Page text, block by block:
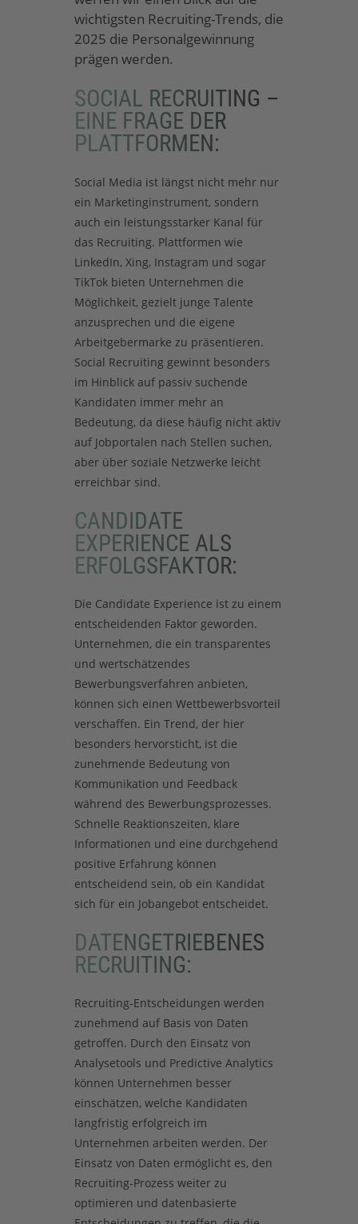
wichtigsten Recruiting-Trends, die
2025 die Personalgewinnung
prägen werden.
SOCIAL RECRUITING –
EINE FRAGE DER
PLATTFORMEN:
Social Media ist längst nicht mehr nur
ein Marketinginstrument, sondern
auch ein leistungsstarker Kanal für
das Recruiting. Plattformen wie
LinkedIn, Xing, Instagram und sogar
TikTok bieten Unternehmen die
Möglichkeit, gezielt junge Talente
anzusprechen und die eigene
Arbeitgebermarke zu präsentieren.
Social Recruiting gewinnt besonders
im Hinblick auf passiv suchende
Kandidaten immer mehr an
Bedeutung, da diese häufig nicht aktiv
auf Jobportalen nach Stellen suchen,
aber über soziale Netzwerke leicht
erreichbar sind.
CANDIDATE
EXPERIENCE ALS
ERFOLGSFAKTOR:
Die Candidate Experience ist zu einem
entscheidenden Faktor geworden.
Unternehmen, die ein transparentes
und wertschätzendes
Bewerbungsverfahren anbieten,
können sich einen Wettbewerbsvorteil
verschaffen. Ein Trend, der hier
besonders hervorsticht, ist die
zunehmende Bedeutung von
Kommunikation und Feedback
während des Bewerbungsprozesses.
Schnelle Reaktionszeiten, klare
Informationen und eine durchgehend
positive Erfahrung können
entscheidend sein, ob ein Kandidat
sich für ein Jobangebot entscheidet.
DATENGETRIEBENES
RECRUITING:
Recruiting-Entscheidungen werden
zunehmend auf Basis von Daten
getroffen. Durch den Einsatz von
Analysetools und Predictive Analytics
können Unternehmen besser
einschätzen, welche Kandidaten
langfristig erfolgreich im
Unternehmen arbeiten werden. Der
Einsatz von Daten ermöglicht es, den
Recruiting-Prozess weiter zu
optimieren und datenbasierte